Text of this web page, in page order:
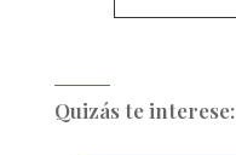
Quizás te interese: